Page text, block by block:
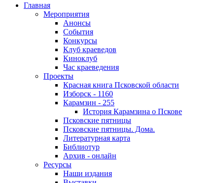
Главная
Мероприятия
Анонсы
События
Конкурсы
Клуб краеведов
Киноклуб
Час краеведения
Проекты
Красная книга Псковской области
Изборск - 1160
Карамзин - 255
История Карамзина о Пскове
Псковские пятницы
Псковские пятницы. Дома.
Литературная карта
Библиотур
Архив - онлайн
Ресурсы
Наши издания